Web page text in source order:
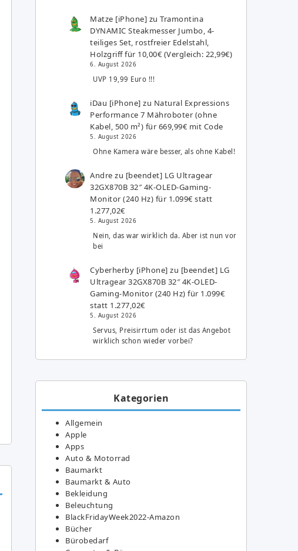
Matze [iPhone] zuTramontina
DYNAMIC Steakmesser Jumbo, 4-
teiliges Set, rostfreier Edelstahl,
Holzgriff für 10,00€ (Vergleich: 22,99€)
6. August 2026
UVP 19,99 Euro !!!
iDau [iPhone] zu Natural Expressions
Performance 7 Mähroboter (ohne
Kabel, 500 m²) für 669,99€ mit Code
5. August 2026
Ohne Kamera wäre besser, als ohne Kabel!
Andre zu [beendet] LG Ultragear
32GX870B 32″ 4K-OLED-Gaming-
Monitor (240 Hz) für 1.099€ statt
1.277,02€
5. August 2026
Nein, das war wirklich da. Aber ist nun vor
bei
Cyberherby [iPhone] zu [beendet] LG
Ultragear 32GX870B 32″ 4K-OLED-
Gaming-Monitor (240 Hz) für 1.099€
statt 1.277,02€
5. August 2026
Servus, Preisirrtum oder ist das Angebot
wirklich schon wieder vorbei?
Kategorien
Allgemein
Apple
Apps
Auto & Motorrad
Baumarkt
Baumarkt & Auto
Bekleidung
Beleuchtung
BlackFridayWeek2022-Amazon
Bücher
Bürobedarf